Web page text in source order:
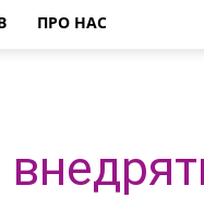
ПРО НАС